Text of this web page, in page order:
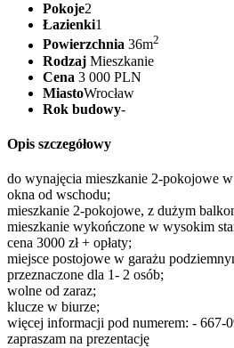
Pokoje2
Łazienki1
Powierzchnia 36m2
Rodzaj Mieszkanie
Cena 3 000 PLN
MiastoWrocław
Rok budowy-
Opis szczegółowy
do wynajęcia mieszkanie 2-pokojowe
okna od wschodu;
mieszkanie 2-pokojowe, z dużym
mieszkanie wykończone w wysokim
cena 3000 zł + opłaty;
miejsce postojowe w garażu
przeznaczone dla 1- 2 osób;
wolne od zaraz;
klucze w biurze;
więcej informacji pod numerem: - 667-
zapraszam na prezentację